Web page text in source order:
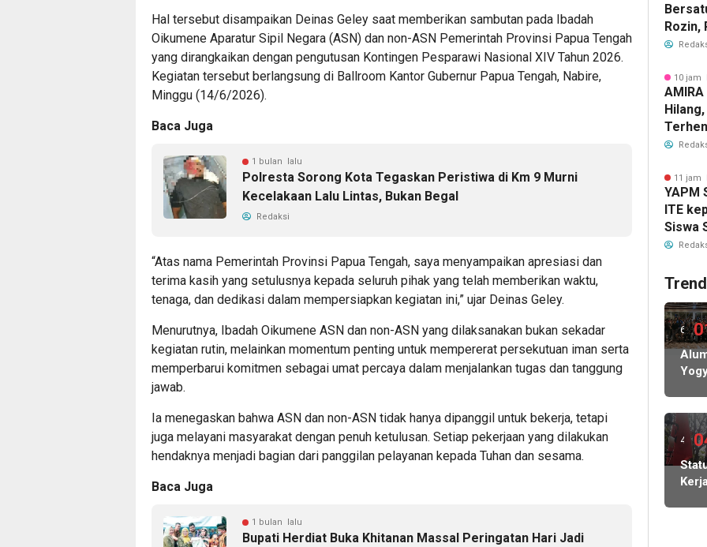
Hal tersebut disampaikan Deinas Geley saat memberikan sambutan pada Ibadah
Oikumene Aparatur Sipil Negara (ASN) dan non-ASN Pemerintah Provinsi Papua Tengah
yang dirangkaikan dengan pengutusan Kontingen Pesparawi Nasional XIV Tahun 2026.
Kegiatan tersebut berlangsung di Ballroom Kantor Gubernur Papua Tengah, Nabire,
Minggu (14/6/2026).
Baca Juga
1 bulan lalu
Polresta Sorong Kota Tegaskan Peristiwa di Km 9 Murni
Kecelakaan Lalu Lintas, Bukan Begal
Redaksi
“Atas nama Pemerintah Provinsi Papua Tengah, saya menyampaikan apresiasi dan
terima kasih yang setulusnya kepada seluruh pihak yang telah memberikan waktu,
tenaga, dan dedikasi dalam mempersiapkan kegiatan ini,” ujar Deinas Geley.
Menurutnya, Ibadah Oikumene ASN dan non-ASN yang dilaksanakan bukan sekadar
kegiatan rutin, melainkan momentum penting untuk mempererat persekutuan iman serta
memperbarui komitmen sebagai umat percaya dalam menjalankan tugas dan tanggung
jawab.
Ia menegaskan bahwa ASN dan non-ASN tidak hanya dipanggil untuk bekerja, tetapi
juga melayani masyarakat dengan penuh ketulusan. Setiap pekerjaan yang dilakukan
hendaknya menjadi bagian dari panggilan pelayanan kepada Tuhan dan sesama.
Baca Juga
1 bulan lalu
Bupati Herdiat Buka Khitanan Massal Peringatan Hari Jadi
Rozin,
10 jam
11 jam
YAPM
ITE
Siswa
Kota
6
hari
lalu
4
hari
lalu